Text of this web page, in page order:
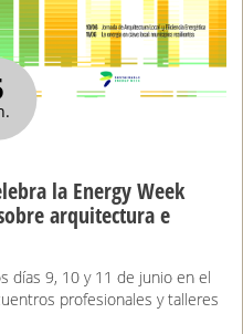
la Energy Week
arquitectura e
días 9, 10 y 11 de junio en el
profesionales y talleres